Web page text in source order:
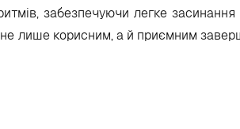
забезпечуючи легке
лише корисним, а й приємним